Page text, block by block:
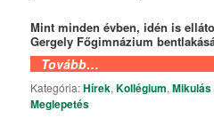
Mint minden évben, idén is
Gergely Főgimnázium
Tovább…
Kategória:Hírek,Kollégium,Mikulás
Meglepetés